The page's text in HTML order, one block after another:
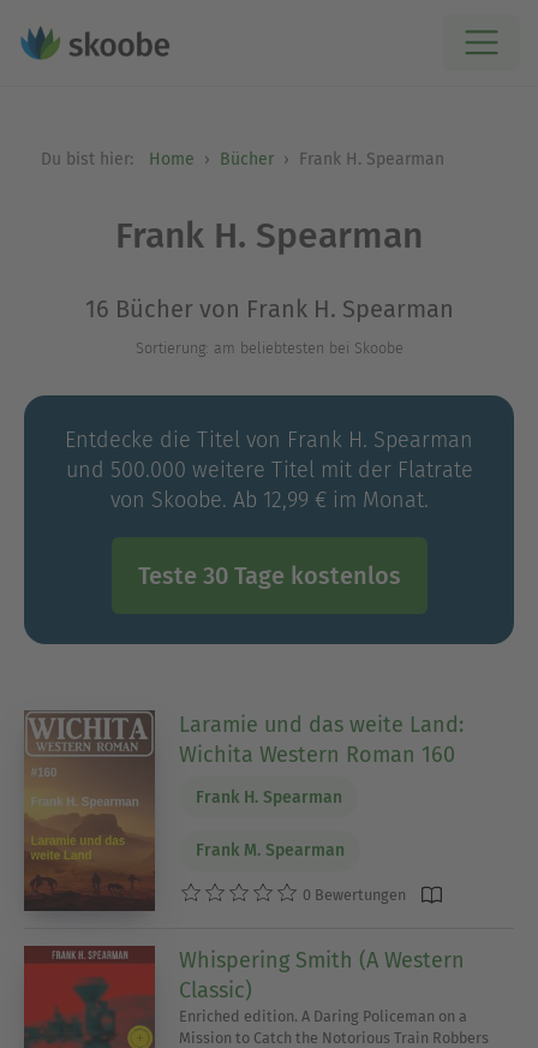
Du bist hier: Home Bücher Frank H. Spearman
Frank H. Spearman
16 Bücher von Frank H. Spearman
Sortierung: am beliebtesten bei Skoobe
Entdecke die Titel von Frank H. Spearman
und 500.000 weitere Titel mit der Flatrate
von Skoobe. Ab 12,99 € im Monat.
Teste 30 Tage kostenlos
Laramie und das weite Land:
Wichita Western Roman 160
Frank H. Spearman
Frank M. Spearman
0 Bewertungen
Whispering Smith (A Western
Classic)
Enriched edition. A Daring Policeman on a
Mission to Catch the Notorious Train Robbers